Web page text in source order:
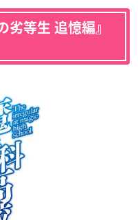
劣等生 追憶編』